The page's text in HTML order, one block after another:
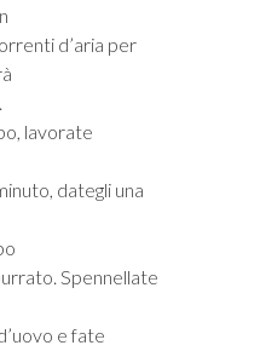
d’aria per
lavorate
dategli una
Spennellate
e fate